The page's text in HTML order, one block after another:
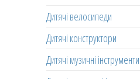
Дитячі велосипеди
Дитячі конструктори
Дитячі музичні інструменти